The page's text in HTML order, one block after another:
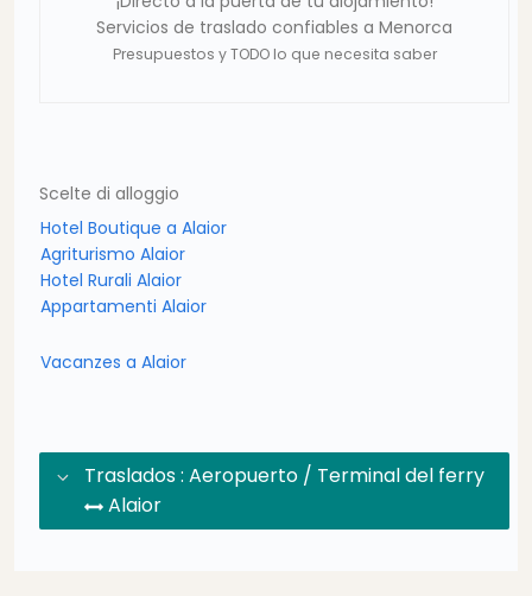
Servicios de traslado confiables a Menorca
Presupuestos y TODO lo que necesita saber
Scelte di alloggio
Hotel Boutique a Alaior
Agriturismo Alaior
Hotel Rurali Alaior
Appartamenti Alaior
Vacanzes a Alaior
Traslados : Aeropuerto / Terminal del ferry
Alaior